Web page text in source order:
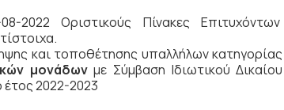
Οριστικούς Πίνακες Επιτυχόντων
και τοποθέτησης υπαλλήλων κατηγορίας
μονάδωνμε Σύμβαση Ιδιωτικού Δικαίου
έτος 2022-2023